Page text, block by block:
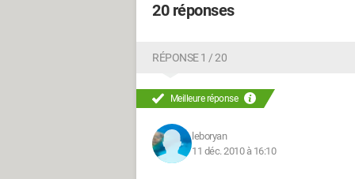
20 réponses
RÉPONSE 1 / 20
Meilleure réponse
leboryan
11 déc. 2010 à 16:10